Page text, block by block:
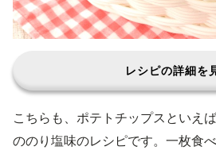
レシピの詳細を
こちらも、ポテトチップスといえ
ののり塩味のレシピです。一枚食